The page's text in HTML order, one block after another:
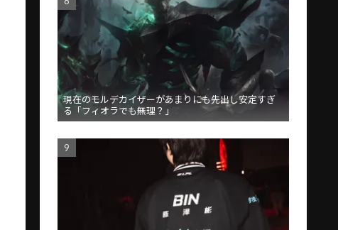
現在のモルデカイザーがあまりにも先出し安定すぎ
る「フィオラでも無理？」